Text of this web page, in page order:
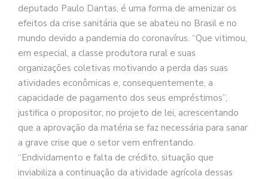
deputado Paulo Dantas, é uma forma de amenizar os
efeitos da crise sanitária que se abateu no Brasil e no
mundo devido a pandemia do coronavírus. “Que vitimou,
em especial, a classe produtora rural e suas
organizações coletivas motivando a perda das suas
atividades econômicas e, consequentemente, a
capacidade de pagamento dos seus empréstimos”,
justifica o propositor, no projeto de lei, acrescentando
que a aprovação da matéria se faz necessária para sanar
a grave crise que o setor vem enfrentando.
“Endividamento e falta de crédito, situação que
inviabiliza a continuação da atividade agrícola dessas